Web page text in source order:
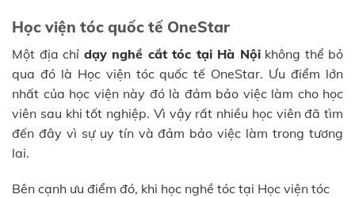
Học viện tóc quốc tế OneStar
Một địa chỉ dạy nghề cắt tóc tại Hà Nộikhông thể bỏ
qua đó là Học viện tóc quốc tế OneStar. Ưu điểm lớn
nhất của học viện này đó là đảm bảo việc làm cho học
viên sau khi tốt nghiệp. Vì vậy rất nhiều học viên đã tìm
đến đây vì sự uy tín và đảm bảo việc làm trong tương
lai.
Bên cạnh ưu điểm đó, khi học nghề tóc tại Học viện tóc